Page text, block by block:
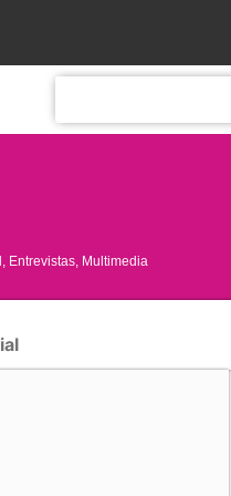
Entrevistas Multimedia